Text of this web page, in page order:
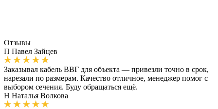
Отзывы
П Павел Зайцев
Заказывал кабель ВВГ для объекта — привезли точно в срок,
нарезали по размерам. Качество отличное, менеджер помог с
выбором сечения. Буду обращаться ещё.
Н Наталья Волкова